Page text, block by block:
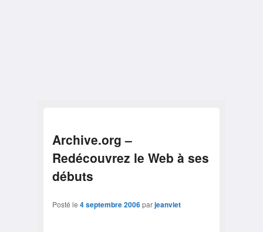
Archive.org –
Redécouvrez le Web à ses
débuts
Posté le 4 septembre 2006parjeanviet